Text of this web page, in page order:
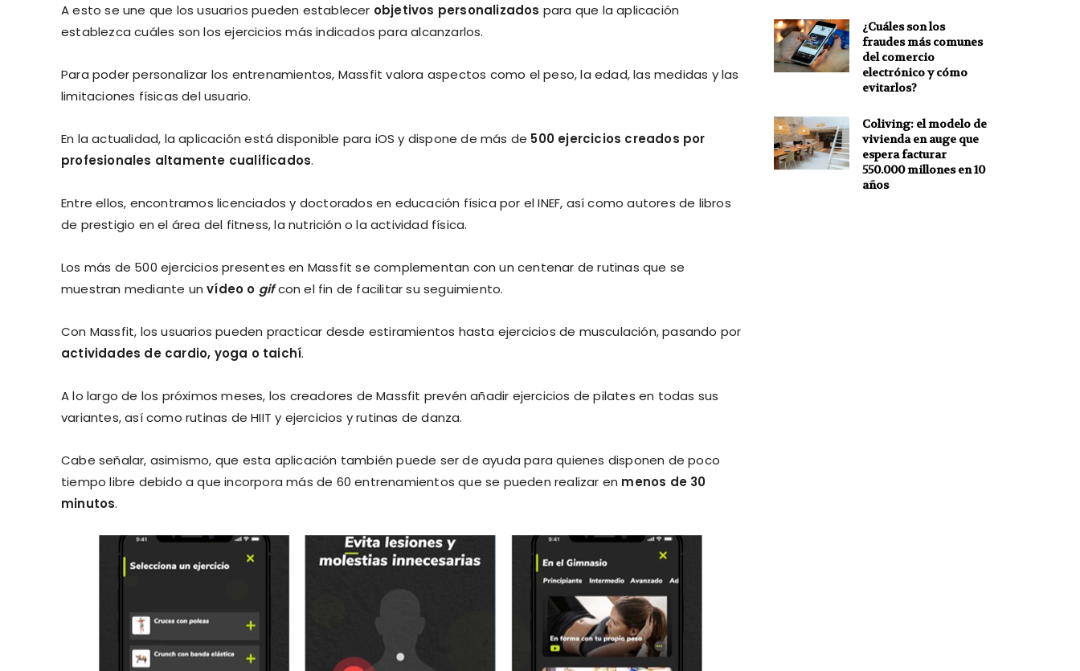
A esto se une que los usuarios pueden establecer objetivos personalizados para que la aplicación
establezca cuáles son los ejercicios más indicados para alcanzarlos.
Para poder personalizar los entrenamientos, Massfit valora aspectos como el peso, la edad, las medidas y las
limitaciones físicas del usuario.
En la actualidad, la aplicación está disponible para iOS y dispone de más de 500 ejercicios creados por
profesionales altamente cualificados.
Entre ellos, encontramos licenciados y doctorados en educación física por el INEF, así como autores de libros
de prestigio en el área del fitness, la nutrición o la actividad física.
Los más de 500 ejercicios presentes en Massfit se complementan con un centenar de rutinas que se
muestran mediante unvídeo o gifcon el fin de facilitar su seguimiento.
Con Massfit, los usuarios pueden practicar desde estiramientos hasta ejercicios de musculación, pasando por
actividades de cardio, yoga o taichí.
A lo largo de los próximos meses, los creadores de Massfit prevén añadir ejercicios de pilates en todas sus
variantes, así como rutinas de HIIT y ejercicios y rutinas de danza.
Cabe señalar, asimismo, que esta aplicación también puede ser de ayuda para quienes disponen de poco
tiempo libre debido a que incorpora más de 60 entrenamientos que se pueden realizar en menos de 30
minutos.
¿Cuáles son los
fraudes más comunes
del comercio
electrónico y cómo
evitarlos?
Coliving: el modelo de
vivienda en auge que
espera facturar
550.000 millones en 10
años